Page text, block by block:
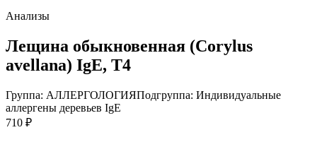
Анализы
Лещина обыкновенная (Corylus
avellana) IgE, T4
Группа: АЛЛЕРГОЛОГИЯПодгруппа: Индивидуальные
аллергены деревьев IgE
710 ₽